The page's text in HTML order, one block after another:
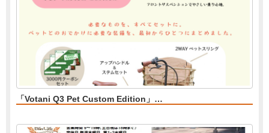
「Votani Q3 Pet Custom Edition」…